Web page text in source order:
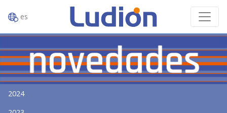
es
2024